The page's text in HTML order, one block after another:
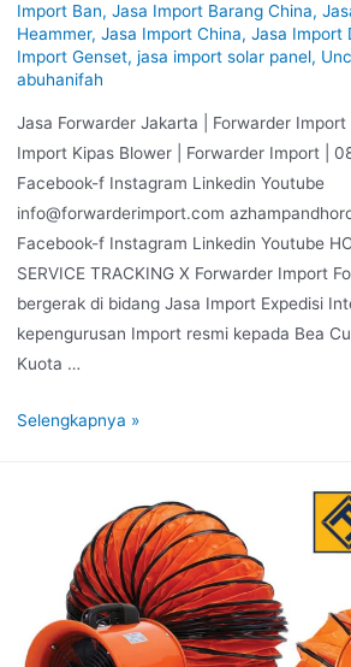
Import Ban, Jasa Import Barang China,
Heammer, Jasa Import China, Jasa Import
Import Genset, jasa import solar panel,
abuhanifah
Jasa Forwarder Jakarta | Forwarder
Import Kipas Blower | Forwarder Import |
Facebook-f Instagram Linkedin Youtube
info@forwarderimport.com
Facebook-f Instagram Linkedin Youtube
SERVICE TRACKING X Forwarder Import
bergerak di bidang Jasa Import Expedisi
kepengurusan Import resmi kepada Bea
Kuota …
Selengkapnya »